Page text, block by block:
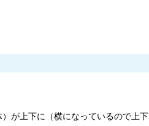
が上下に（横になっているので上